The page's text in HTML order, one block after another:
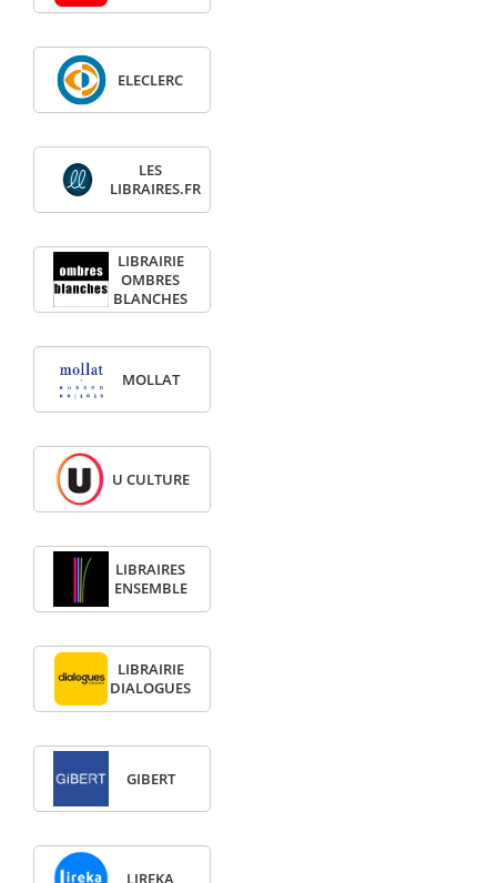
ELECLERC
LES
LIBRAIRES.FR
LIBRAIRIE
OMBRES
BLANCHES
MOLLAT
U CULTURE
LIBRAIRES
ENSEMBLE
LIBRAIRIE
DIALOGUES
GIBERT
LIREKA